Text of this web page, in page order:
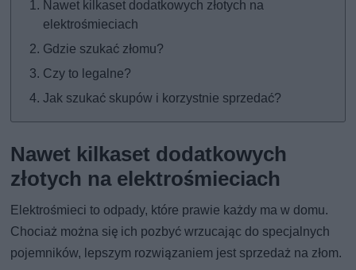
Nawet kilkaset dodatkowych złotych na
elektrośmieciach
Gdzie szukać złomu?
Czy to legalne?
Jak szukać skupów i korzystnie sprzedać?
Nawet kilkaset dodatkowych
złotych na elektrośmieciach
Elektrośmieci to odpady, które prawie każdy ma w domu.
Chociaż można się ich pozbyć wrzucając do specjalnych
pojemników, lepszym rozwiązaniem jest sprzedaż na złom.